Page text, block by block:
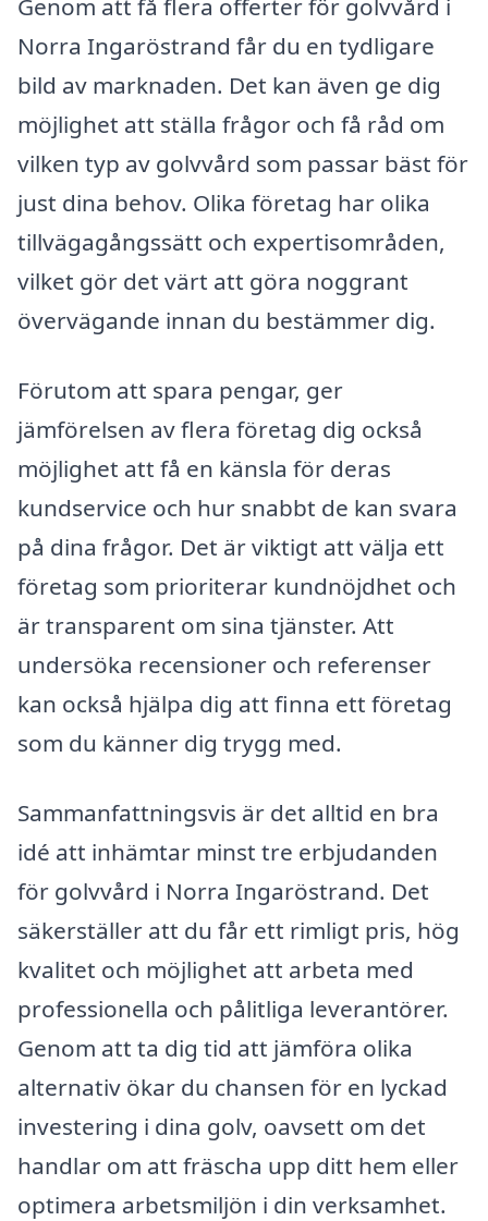
Genom att få flera offerter för golvvård i
Norra Ingaröstrand får du en tydligare
bild av marknaden. Det kan även ge dig
möjlighet att ställa frågor och få råd om
vilken typ av golvvård som passar bäst för
just dina behov. Olika företag har olika
tillvägagångssätt och expertisområden,
vilket gör det värt att göra noggrant
övervägande innan du bestämmer dig.
Förutom att spara pengar, ger
jämförelsen av flera företag dig också
möjlighet att få en känsla för deras
kundservice och hur snabbt de kan svara
på dina frågor. Det är viktigt att välja ett
företag som prioriterar kundnöjdhet och
är transparent om sina tjänster. Att
undersöka recensioner och referenser
kan också hjälpa dig att finna ett företag
som du känner dig trygg med.
Sammanfattningsvis är det alltid en bra
idé att inhämtar minst tre erbjudanden
för golvvård i Norra Ingaröstrand. Det
säkerställer att du får ett rimligt pris, hög
kvalitet och möjlighet att arbeta med
professionella och pålitliga leverantörer.
Genom att ta dig tid att jämföra olika
alternativ ökar du chansen för en lyckad
investering i dina golv, oavsett om det
handlar om att fräscha upp ditt hem eller
optimera arbetsmiljön i din verksamhet.